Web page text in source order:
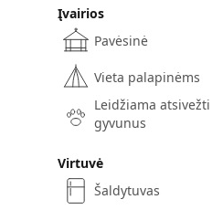
Įvairios
Pavėsinė
Vieta palapinėms
Leidžiama atsivežti
gyvunus
Virtuvė
Šaldytuvas